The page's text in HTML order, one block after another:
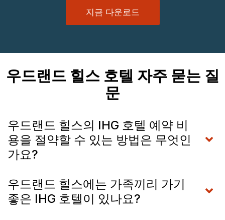
지금 다운로드
우드랜드 힐스 호텔 자주 묻는 질
문
우드랜드 힐스의 IHG 호텔 예약 비
용을 절약할 수 있는 방법은 무엇인
가요?
우드랜드 힐스에는 가족끼리 가기
좋은 IHG 호텔이 있나요?